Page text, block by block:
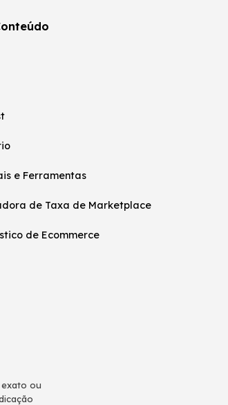
e Ferramentas
de Taxa de Marketplace
de Ecommerce
ou